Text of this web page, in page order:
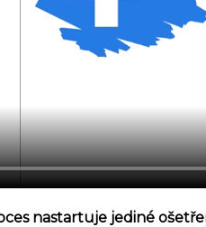
nastartuje jediné